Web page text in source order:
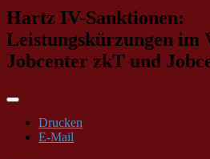
Hartz IV-Sanktionen:
Leistungskürzungen im
Jobcenter zkT und
Drucken
E-Mail